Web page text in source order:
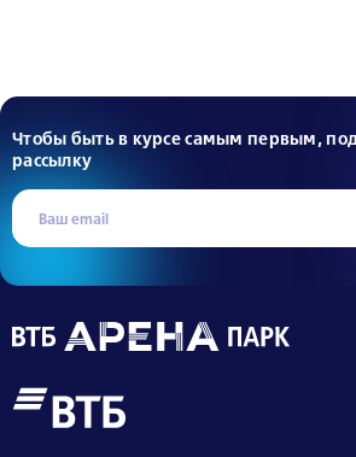
Чтобы быть в курсе самым первым,
рассылку